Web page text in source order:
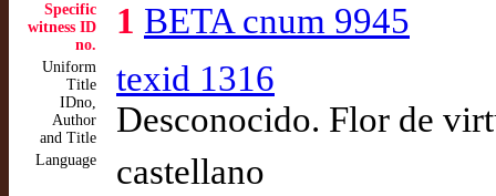
Specific
witness ID
no.
1 BETA cnum 9945
Uniform
Title
IDno,
Author
and Title
texid 1316
Desconocido. Flor de
Language castellano